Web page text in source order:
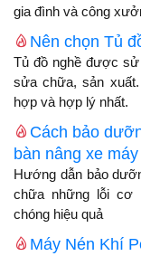
gia đình và công
Nên chọn Tủ
Tủ đồ nghề được
sửa chữa, sản
hợp và hợp lý nhất.
Cách bảo
bàn nâng xe máy
Hướng dẫn bảo
chữa những lỗi cơ
chóng hiệu quả
Máy Nén Khí